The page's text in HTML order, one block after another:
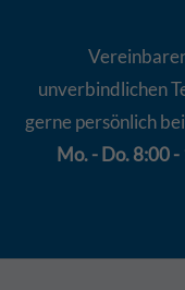
unverbindlichen
gerne persönlich
Mo. - Do. 8:00